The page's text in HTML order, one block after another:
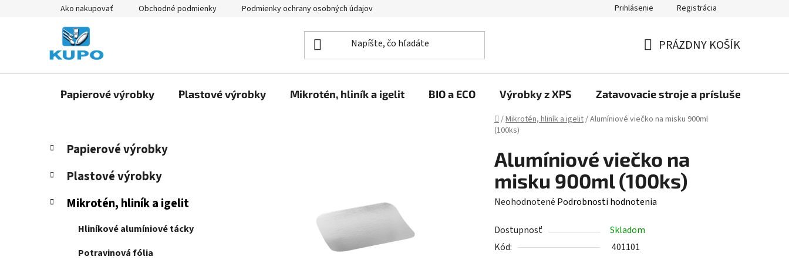
Ako nakupovať Obchodné podmienky Podmienky ochrany osobných údajov Prihlásenie Registrácia
KOŠÍK
PRÁZDNY KOŠÍK
Papierové výrobky Plastové výrobky Mikrotén, hliník a igelit BIO a ECO Výrobky z XPS Zatavovacie stroje a príslušenstvo
Domov
/Mikrotén, hliník a igelit/Alumíniové viečko na misku 900ml
(100ks)
B
č
ý
Preskočiť
kategórie
K
a
e
ó
Papierové výrobky
Plastové výrobky
Mikrotén, hliník a igelit
Hliníkové alumíniové tácky
Potravinová fólia
Alumíniové viečko na
misku 900ml (100ks)
Priemerné
produktu
je
Neohodnotené Podrobnosti hodnotenia
Dostupnosť
Skladom
Kód:
401101